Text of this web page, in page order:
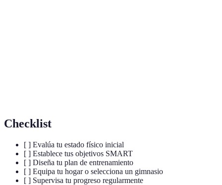
Checklist
[ ] Evalúa tu estado físico inicial
[ ] Establece tus objetivos SMART
[ ] Diseña tu plan de entrenamiento
[ ] Equipa tu hogar o selecciona un gimnasio
[ ] Supervisa tu progreso regularmente